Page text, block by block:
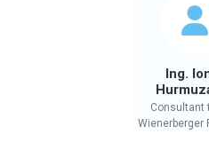
Ing.
Consultant
Wienerberger